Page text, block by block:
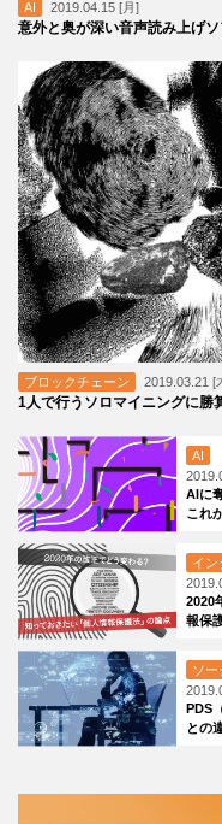
AI 2019.04.15 [月]
意外と奥が深い音声読み上げ
ブロックチェーン 2019.03.21 [
1人で行うソロマイニングに勝
AI
AIに
これ
イン
2020
報保
ソー
PDS
との